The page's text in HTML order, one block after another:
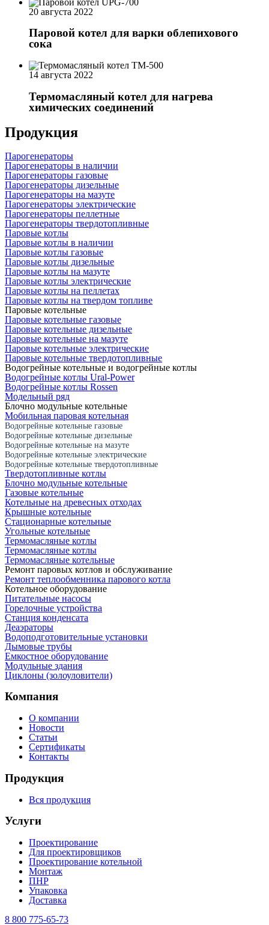
20 августа 2022
Паровой котел для варки облепихового
сока
14 августа 2022
Термомасляный котел для нагрева
химических соединений
Продукция
Парогенераторы
Парогенераторы в наличии
Парогенераторы газовые
Парогенераторы дизельные
Парогенераторы на мазуте
Парогенераторы электрические
Парогенераторы пеллетные
Парогенераторы твердотопливные
Паровые котлы
Паровые котлы в наличии
Паровые котлы газовые
Паровые котлы дизельные
Паровые котлы на мазуте
Паровые котлы электрические
Паровые котлы на пеллетах
Паровые котлы на твердом топливе
Паровые котельные
Паровые котельные газовые
Паровые котельные дизельные
Паровые котельные на мазуте
Паровые котельные электрические
Паровые котельные твердотопливные
Водогрейные котельные и водогрейные котлы
Водогрейные котлы Ural-Power
Водогрейные котлы Rossen
Модельный ряд
Блочно модульные котельные
Мобильная паровая котельная
Водогрейные котельные газовые
Водогрейные котельные дизельные
Водогрейные котельные на мазуте
Водогрейные котельные электрические
Водогрейные котельные твердотопливные
Твердотопливные котлы
Блочно модульные котельные
Газовые котельные
Котельные на древесных отходах
Крышные котельные
Стационарные котельные
Угольные котельные
Термомасляные котлы
Термомасляные котлы
Термомасляные котельные
Ремонт паровых котлов и обслуживание
Ремонт теплообменника парового котла
Котельное оборудование
Питательные насосы
Горелочные устройства
Станция конденсата
Деаэраторы
Водоподготовительные установки
Дымовые трубы
Емкостное оборудование
Mодульные здания
Циклоны (золоуловители)
Компания
О компании
Новости
Статьи
Сертификаты
Контакты
Продукция
Вся продукция
Услуги
Проектирование
Для проектировщиков
Проектирование котельной
Монтаж
ПНР
Упаковка
Доставка
8 800 775-65-73